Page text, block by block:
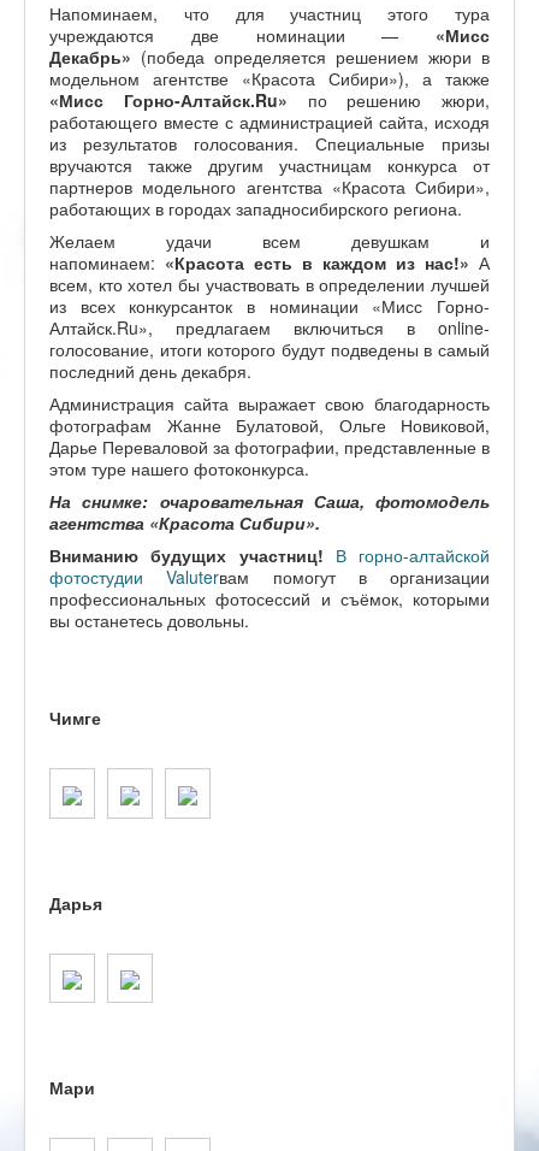
Напоминаем, что для участниц этого тура
учреждаются две номинации — «Мисс
Декабрь» (победа определяется решением жюри в
модельном агентстве «Красота Сибири»), а также
«Мисс Горно-Алтайск.Ru» по решению жюри,
работающего вместе с администрацией сайта, исходя
из результатов голосования. Специальные призы
вручаются также другим участницам конкурса от
партнеров модельного агентства «Красота Сибири»,
работающих в городах западносибирского региона.
Желаем удачи всем девушкам и
напоминаем: «Красота есть в каждом из нас!» А
всем, кто хотел бы участвовать в определении лучшей
из всех конкурсанток в номинации «Мисс Горно-
Алтайск.Ru», предлагаем включиться в online-
голосование, итоги которого будут подведены в самый
последний день декабря.
Администрация сайта выражает свою благодарность
фотографам Жанне Булатовой, Ольге Новиковой,
Дарье Переваловой за фотографии, представленные в
этом туре нашего фотоконкурса.
На снимке: очаровательная Саша, фотомодель
агентства «Красота Сибири».
Вниманию будущих участниц! В горно-алтайской
фотостудии Valuterвам помогут в организации
профессиональных фотосессий и съёмок, которыми
вы останетесь довольны.
Чимге
Дарья
Мари